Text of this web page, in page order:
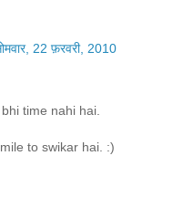
22 फ़रवरी, 2010
time nahi hai.
to swikar hai. :)